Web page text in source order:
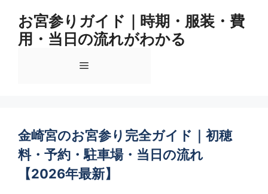
お宮参りガイド｜時期・服装・費
用・当日の流れがわかる
メ
ュ
ー
金崎宮のお宮参り完全ガイド｜初穂
料・予約・駐車場・当日の流れ
【2026年最新】